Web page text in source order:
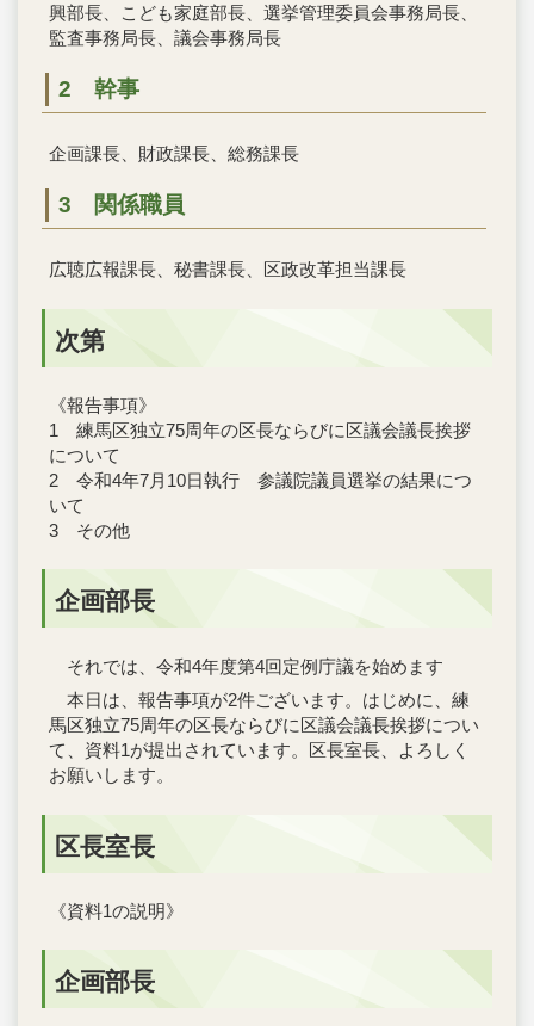
興部長、こども家庭部長、選挙管理委員会事務局長、
監査事務局長、議会事務局長
2 幹事
企画課長、財政課長、総務課長
3 関係職員
広聴広報課長、秘書課長、区政改革担当課長
次第
《報告事項》
1 練馬区独立75周年の区長ならびに区議会議長挨拶
について
2 令和4年7月10日執行 参議院議員選挙の結果につ
いて
3 その他
企画部長
それでは、令和4年度第4回定例庁議を始めます
本日は、報告事項が2件ございます。はじめに、練
馬区独立75周年の区長ならびに区議会議長挨拶につい
て、資料1が提出されています。区長室長、よろしく
お願いします。
区長室長
《資料1の説明》
企画部長